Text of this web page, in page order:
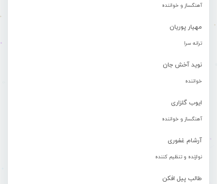
آهنگساز و خواننده
مهیار پوریان
ترانه سرا
نوید آخش جان
خواننده
ایوب گلزاری
آهنگساز و خواننده
آرشام غفوری
نوازنده و تنظیم کننده
طالب پیل افکن